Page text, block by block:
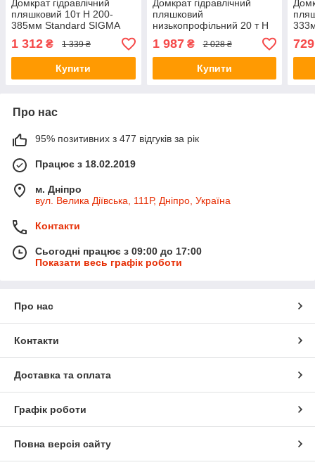
Домкрат гідравлічний
пляшковий 10т H 200-
385мм Standard SIGMA
1 312 ₴ 1 339 ₴
Купити
Домкрат гідравлічний
пляшковий
низькопрофільний 20 т H
(6101211)
1 987₴ 2 028 ₴
Купити
729
Про нас
95% позитивних з 477 відгуків за рік
Працює з 18.02.2019
м. Дніпро
вул. Велика Діївська, 111Р, Дніпро, Україна
Контакти
Сьогодні працює з 09:00 до 17:00
Показати весь графік роботи
Про нас
Контакти
Доставка та оплата
Графік роботи
Повна версія сайту